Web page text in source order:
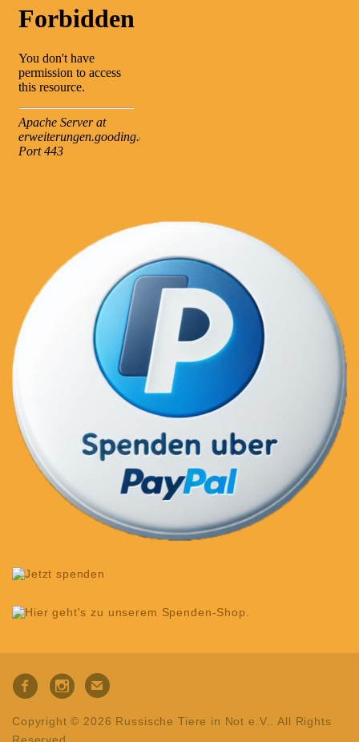
Copyright © 2026 Russische Tiere in Not e.V.. All Rights